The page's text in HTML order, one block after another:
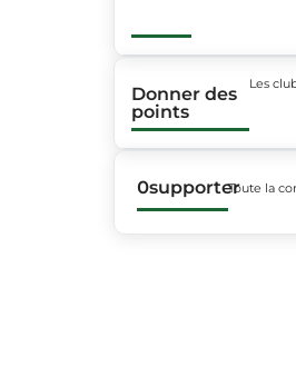
Donner des
points
Les
0supporterToute la